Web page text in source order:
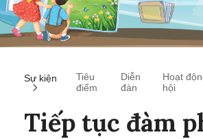
Sự kiện
Tiêu
điểm
Diễn
đàn
Hoạt
hội
Tiếp tục đàm